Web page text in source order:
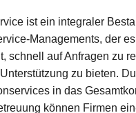
ist ein integraler
Managements, der
schnell auf Anfragen zu
zu bieten.
in das
können Firmen